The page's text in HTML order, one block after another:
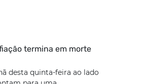
termina em morte
desta quinta-feira ao lado